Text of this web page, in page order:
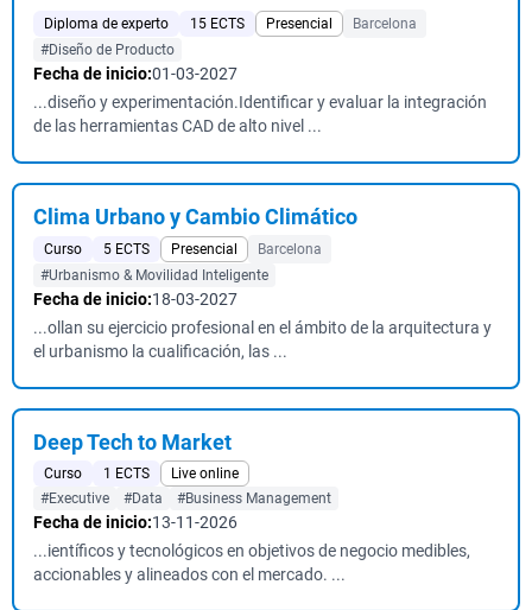
Diploma de experto 15 ECTS Presencial
Barcelona
#Diseño de Producto
Fecha de inicio:01-03-2027
...diseño y experimentación.Identificar y evaluar la integración
de las herramientas CAD de alto nivel ...
Clima Urbano y Cambio Climático
Curso 5 ECTS Presencial
Barcelona
#Urbanismo & Movilidad Inteligente
Fecha de inicio:18-03-2027
...ollan su ejercicio profesional en el ámbito de la arquitectura y
el urbanismo la cualificación, las ...
Deep Tech to Market
Curso 1 ECTS
Live online
#Executive
#Data #Business Management
Fecha de inicio:13-11-2026
...ientíficos y tecnológicos en objetivos de negocio medibles,
accionables y alineados con el mercado. ...